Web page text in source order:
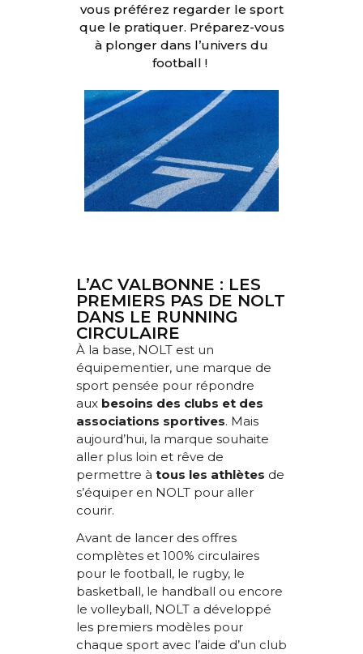
vous préférez regarder le sport
que le pratiquer. Préparez-vous
à plonger dans l’univers du
football !
L’AC VALBONNE : LES
PREMIERS PAS DE NOLT
DANS LE RUNNING
CIRCULAIRE
À la base, NOLT est un
équipementier, une marque de
sport pensée pour répondre
aux besoins des clubs et des
associations sportives. Mais
aujourd’hui, la marque souhaite
aller plus loin et rêve de
permettre à tous les athlètes de
s’équiper en NOLT pour aller
courir.
Avant de lancer des offres
complètes et 100% circulaires
pour le football, le rugby, le
basketball, le handball ou encore
le volleyball, NOLT a développé
les premiers modèles pour
chaque sport avec l’aide d’un club